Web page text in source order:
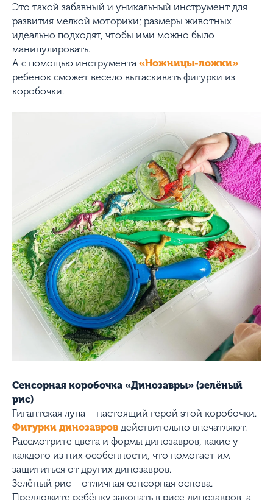
Это такой забавный и уникальный инструмент для
развития мелкой моторики; размеры животных
идеально подходят, чтобы ими можно было
манипулировать.
А с помощью инструмента «Ножницы-ложки»
ребенок сможет весело вытаскивать фигурки из
коробочки.
Сенсорная коробочка «Динозавры» (зелёный
рис)
Гигантская лупа – настоящий герой этой коробочки.
Фигурки динозавров действительно впечатляют.
Рассмотрите цвета и формы динозавров, какие у
каждого из них особенности, что помогает им
защититься от других динозавров.
Зелёный рис – отличная сенсорная основа.
Предложите ребёнку закопать в рисе динозавров, а